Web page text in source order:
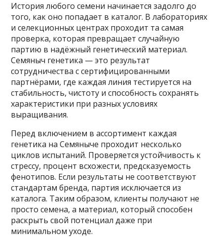
История любого семени начинается задолго до
того, как оно попадает в каталог. В лабораториях
и селекционных центрах проходит та самая
проверка, которая превращает случайную
партию в надёжный генетический материал.
Семяныч генетика — это результат
сотрудничества с сертифицированными
партнёрами, где каждая линия тестируется на
стабильность, чистоту и способность сохранять
характеристики при разных условиях
выращивания.
Перед включением в ассортимент каждая
генетика на Семяныче проходит несколько
циклов испытаний. Проверяется устойчивость к
стрессу, процент всхожести, предсказуемость
фенотипов. Если результаты не соответствуют
стандартам бренда, партия исключается из
каталога. Таким образом, клиенты получают не
просто семена, а материал, который способен
раскрыть свой потенциал даже при
минимальном уходе.